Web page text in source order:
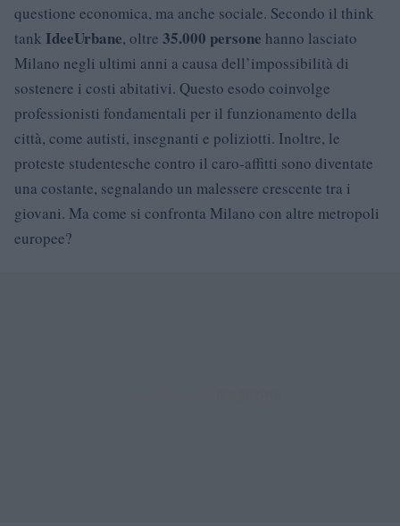
questione economica, ma anche sociale. Secondo il think
tank IdeeUrbane, oltre 35.000 persone hanno lasciato
Milano negli ultimi anni a causa dell’impossibilità di
sostenere i costi abitativi. Questo esodo coinvolge
professionisti fondamentali per il funzionamento della
città, come autisti, insegnanti e poliziotti. Inoltre, le
proteste studentesche contro il caro-affitti sono diventate
una costante, segnalando un malessere crescente tra i
giovani. Ma come si confronta Milano con altre metropoli
europee?